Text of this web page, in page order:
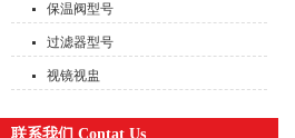
保温阀型号
过滤器型号
视镜视盅
联系我们 Contat Us